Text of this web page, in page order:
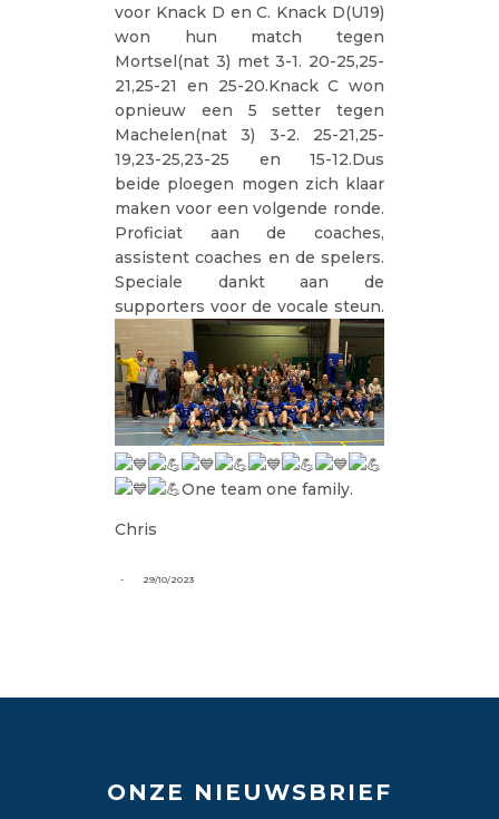
voor Knack D en C. Knack D(U19)
won hun match tegen
Mortsel(nat 3) met 3-1. 20-25,25-
21,25-21 en 25-20.Knack C won
opnieuw een 5 setter tegen
Machelen(nat 3) 3-2. 25-21,25-
19,23-25,23-25 en 15-12.Dus
beide ploegen mogen zich klaar
maken voor een volgende ronde.
Proficiat aan de coaches,
assistent coaches en de spelers.
Speciale dankt aan de
supporters voor de vocale steun.
One team one family.
Chris
- 29/10/2023
ONZE NIEUWSBRIEF